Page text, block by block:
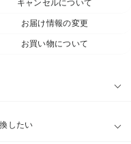
キャンセルについて
お届け情報の変更
お買い物について
したい